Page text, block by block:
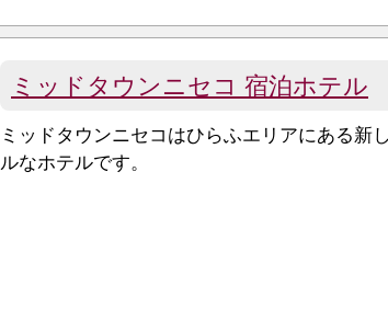
ミッドタウンニセコ 宿泊ホテル
ミッドタウンニセコはひらふエリアにある新
ルなホテルです。